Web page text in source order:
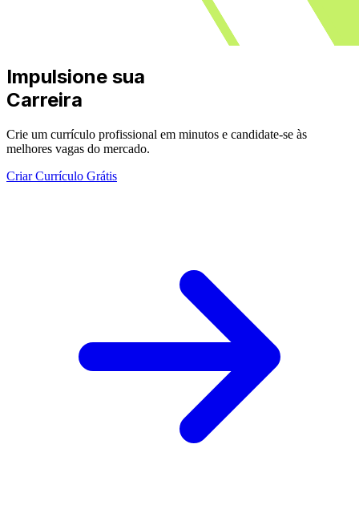
Impulsione sua
Carreira
Crie um currículo profissional em minutos e candidate-se às
melhores vagas do mercado.
Criar Currículo Grátis